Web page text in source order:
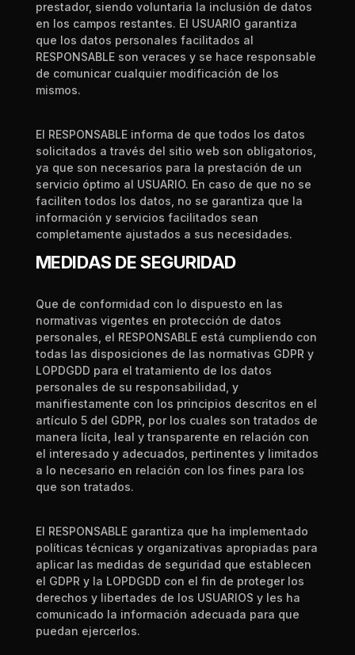
prestador, siendo voluntaria la inclusión de datos
en los campos restantes. El USUARIO garantiza
que los datos personales facilitados al
RESPONSABLE son veraces y se hace responsable
de comunicar cualquier modificación de los
mismos.
El RESPONSABLE informa de que todos los datos
solicitados a través del sitio web son obligatorios,
ya que son necesarios para la prestación de un
servicio óptimo al USUARIO. En caso de que no se
faciliten todos los datos, no se garantiza que la
información y servicios facilitados sean
completamente ajustados a sus necesidades.
MEDIDAS DE SEGURIDAD
Que de conformidad con lo dispuesto en las
normativas vigentes en protección de datos
personales, el RESPONSABLE está cumpliendo con
todas las disposiciones de las normativas GDPR y
LOPDGDD para el tratamiento de los datos
personales de su responsabilidad, y
manifiestamente con los principios descritos en el
artículo 5 del GDPR, por los cuales son tratados de
manera lícita, leal y transparente en relación con
el interesado y adecuados, pertinentes y limitados
a lo necesario en relación con los fines para los
que son tratados.
El RESPONSABLE garantiza que ha implementado
políticas técnicas y organizativas apropiadas para
aplicar las medidas de seguridad que establecen
el GDPR y la LOPDGDD con el fin de proteger los
derechos y libertades de los USUARIOS y les ha
comunicado la información adecuada para que
puedan ejercerlos.